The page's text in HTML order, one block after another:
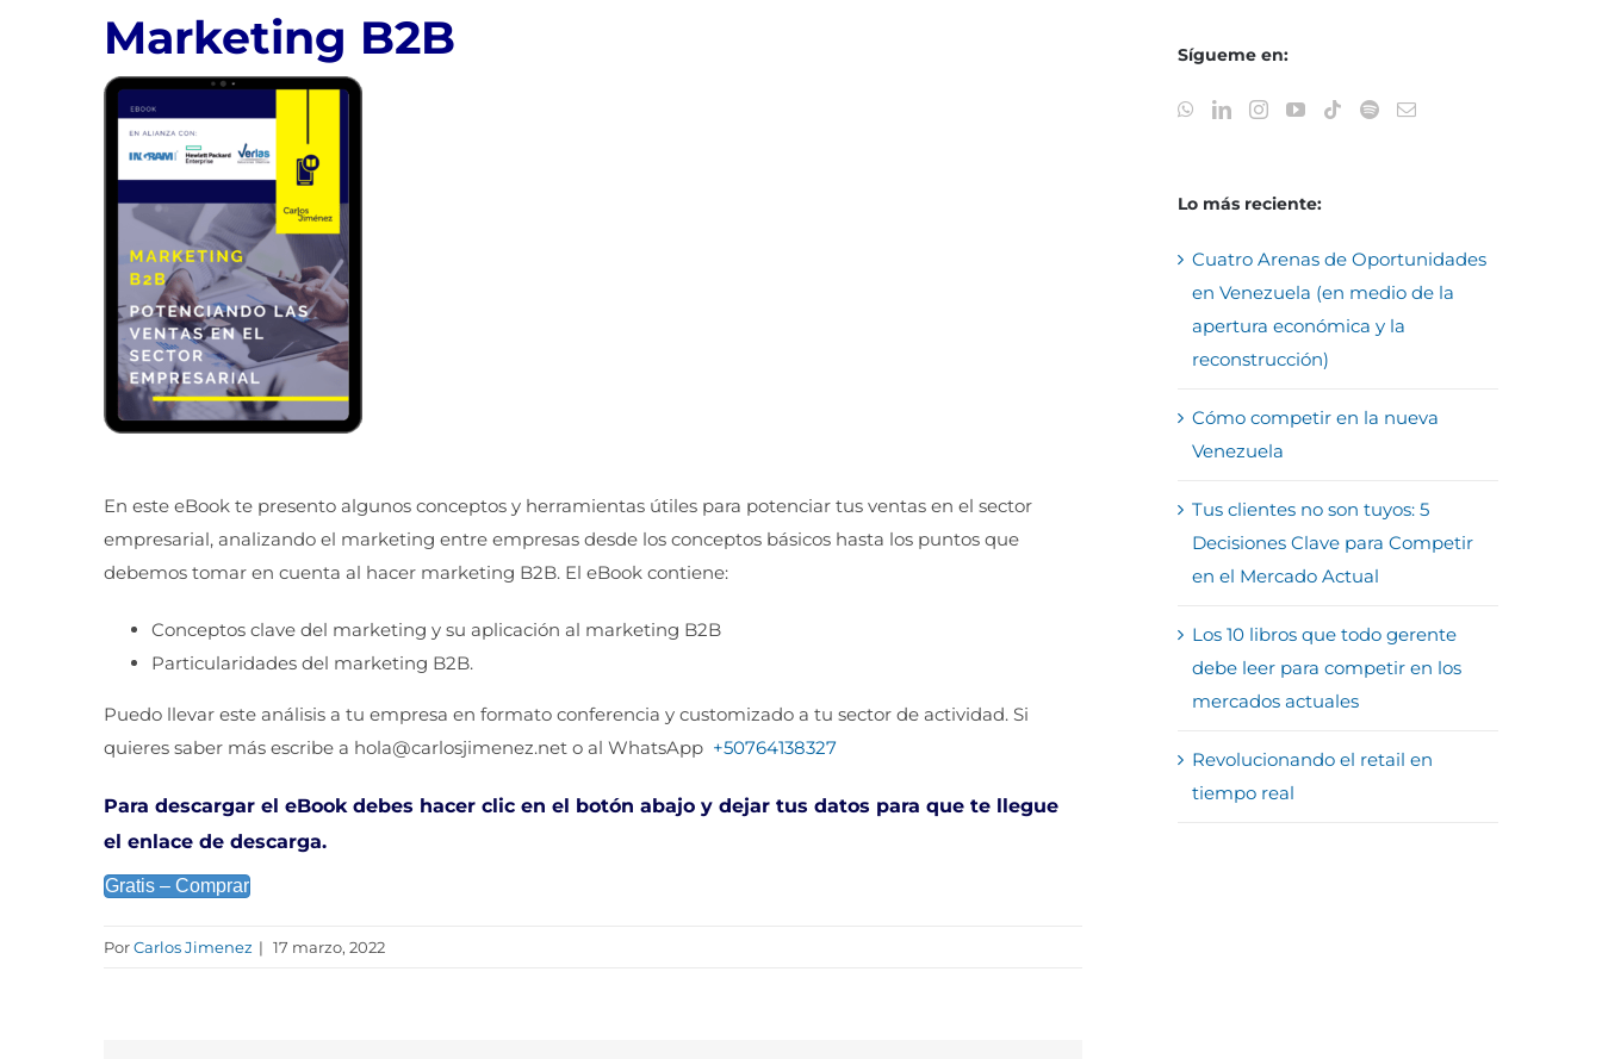
Marketing B2B
En este eBook te presento algunos conceptos y herramientas útiles para potenciar tus ventas en el sector
empresarial, analizando el marketing entre empresas desde los conceptos básicos hasta los puntos que
debemos tomar en cuenta al hacer marketing B2B. El eBook contiene:
Conceptos clave del marketing y su aplicación al marketing B2B
Particularidades del marketing B2B.
Puedo llevar este análisis a tu empresa en formato conferencia y customizado a tu sector de actividad. Si
quieres saber más escribe a hola@carlosjimenez.net o al WhatsApp +50764138327
Para descargar el eBook debes hacer clic en el botón abajo y dejar tus datos para que te llegue
el enlace de descarga.
Gratis – Comprar
PorCarlos Jimenez | 17 marzo, 2022
Sígueme en:
Lo más reciente:
Cuatro Arenas de Oportunidades
en Venezuela (en medio de la
apertura económica y la
reconstrucción)
Cómo competir en la nueva
Venezuela
Tus clientes no son tuyos: 5
Decisiones Clave para Competir
en el Mercado Actual
Los 10 libros que todo gerente
debe leer para competir en los
mercados actuales
Revolucionando el retail en
tiempo real